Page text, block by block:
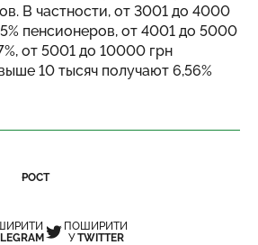
В частности, от 3001 до 4000
пенсионеров, от 4001 до 5000
от 5001 до 10000 грн
10 тысяч получают 6,56%
РОСТ
ПОШИРИТИ
УTWITTER